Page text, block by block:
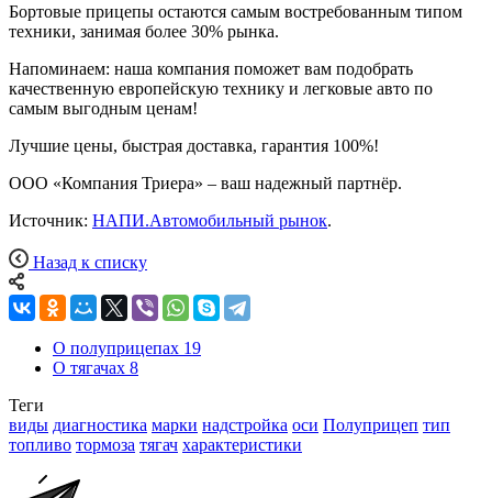
Бортовые прицепы остаются самым востребованным типом
техники, занимая более 30% рынка.
Напоминаем: наша компания поможет вам подобрать
качественную европейскую технику и легковые авто по
самым выгодным ценам!
Лучшие цены, быстрая доставка, гарантия 100%!
ООО «Компания Триера» – ваш надежный партнёр.
Источник: НАПИ.Автомобильный рынок.
Назад к списку
О полуприцепах 19
О тягачах 8
Теги
виды диагностика марки надстройка оси Полуприцеп тип
топливо тормоза тягач характеристики